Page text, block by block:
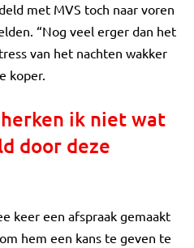
met MVS toch naar voren
“Nog veel erger dan het
van het nachten wakker
koper.
ik niet wat
door deze
keer een afspraak gemaakt
hem een kans te geven te